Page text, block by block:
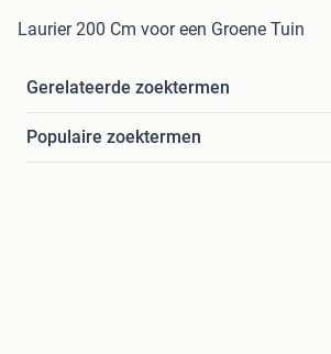
Laurier 200 Cm voor een Groene Tuin
Gerelateerde zoektermen
Populaire zoektermen